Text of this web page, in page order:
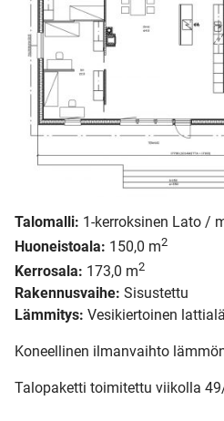
Talomalli: 1-kerroksinen Lato /
Huoneistoala: 150,0 m2
Kerrosala: 173,0 m2
Rakennusvaihe: Sisustettu
Lämmitys: Vesikiertoinen
Koneellinen ilmanvaihto
Talopaketti toimitettu viikolla